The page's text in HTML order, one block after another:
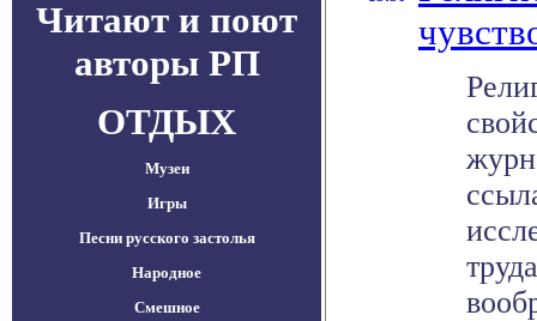
Читают и поют
авторы РП
ОТДЫХ
Музеи
Игры
Песни русского застолья
Народное
Смешное